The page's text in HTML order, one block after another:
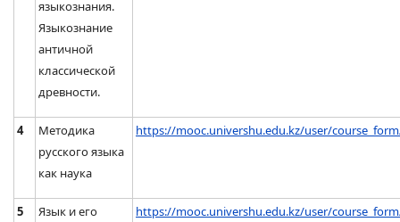
языкознания.
Языкознание
античной
классической
древности.
4
Методика
русского языка
как наука
https://mooc.univershu.edu.kz/user/
5
Язык и его
https://mooc.univershu.edu.kz/user/